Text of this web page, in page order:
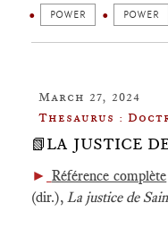
POWER POWER
March 27, 2024
Thesaurus :
📗LA JUSTICE
► Référence complète
(dir.), La justice de